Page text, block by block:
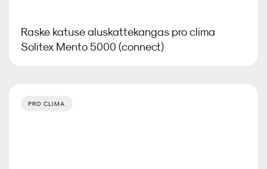
Raske katuse aluskattekangas pro clima
Solitex Mento 5000 (connect)
PRO CLIMA